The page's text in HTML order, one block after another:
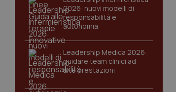
2026: nuovi modelli di
responsabilità e
autonomia
Leadership Medica 2026:
guidare team clinici ad
alte prestazioni